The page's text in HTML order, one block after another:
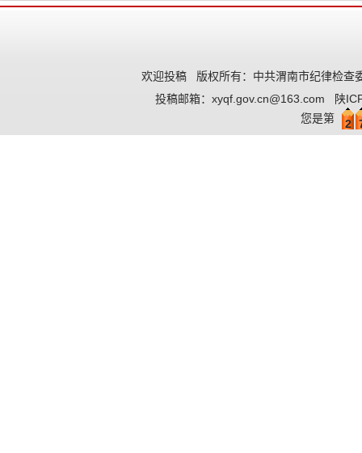
欢迎投稿 版权所有：中共渭南市纪律检查
投稿邮箱： xyqf.gov.cn@163.com
陕
您是第